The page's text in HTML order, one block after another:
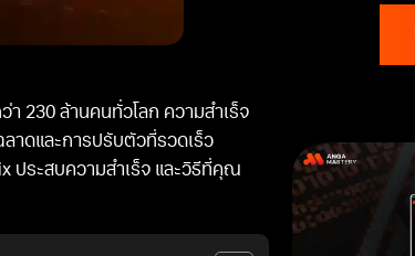
230 ล้านคนทั่วโลก ความสำเร็จ
าดและการปรับตัวที่รวดเร็ว
ประสบความสำเร็จ และวิธีที่คุณ